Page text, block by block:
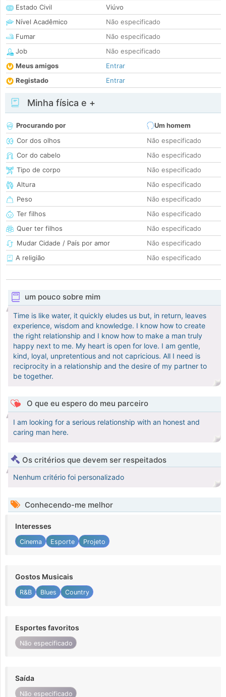
Estado Civil
Viúvo
Nível Acadêmico
Não especificado
Fumar
Não especificado
Job
Não especificado
Meus amigos
Entrar
Registado
Entrar
Minha física e +
Procurando por
Um homem
Cor dos olhos
Não especificado
Cor do cabelo
Não especificado
Tipo de corpo
Não especificado
Altura
Não especificado
Peso
Não especificado
Ter filhos
Não especificado
Quer ter filhos
Não especificado
Mudar Cidade / País por amor
Não especificado
A religião
Não especificado
um pouco sobre mim
Time is like water, it quickly eludes us but, in return, leaves
experience, wisdom and knowledge. I know how to create
the right relationship and I know how to make a man truly
happy next to me. My heart is open for love. I am gentle,
kind, loyal, unpretentious and not capricious. All I need is
reciprocity in a relationship and the desire of my partner to
be together.
O que eu espero do meu parceiro
I am looking for a serious relationship with an honest and
caring man here.
Os critérios que devem ser respeitados
Nenhum critério foi personalizado
Conhecendo-me melhor
Interesses
Cinema Esporte Projeto
Gostos Musicais
R&B Blues Country
Esportes favoritos
Não especificado
Saída
Não especificado